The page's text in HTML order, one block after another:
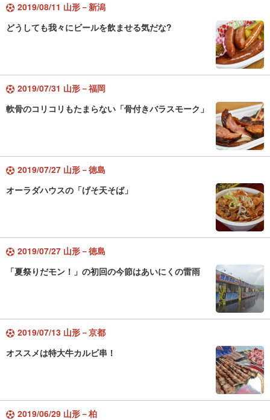
2019/08/11 山形－新潟
どうしても我々にビールを飲ませる気だな?
2019/07/31 山形－福岡
軟骨のコリコリもたまらない「骨付きバラスモーク」
2019/07/27 山形－徳島
オーラダハウスの「げそ天そば」
2019/07/27 山形－徳島
「夏祭りだモン！」の初回の今節はあいにくの雷雨
2019/07/13 山形－京都
オススメは特大牛カルビ串！
2019/06/29 山形－柏